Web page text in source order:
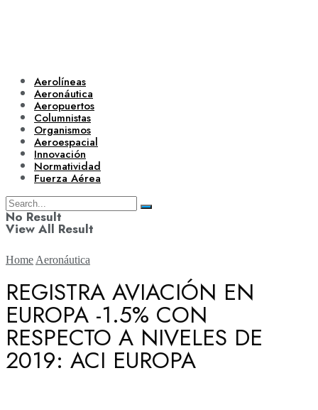
Aerolíneas
Aeronáutica
Aeropuertos
Columnistas
Organismos
Aeroespacial
Innovación
Normatividad
Fuerza Aérea
No Result
View All Result
Aerolíneas
Aeronáutica
Home Aeronáutica
REGISTRA AVIACIÓN EN
EUROPA -1.5% CON
RESPECTO A NIVELES DE
2019: ACI EUROPA